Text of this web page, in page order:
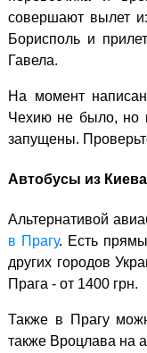
совершают вылет
Борисполь и
Гавела.
На момент
Чехию не было, но
запущены.
Автобусы из
Альтернативой
в Прагу. Есть
других городов
Прага - от 1400 грн.
Также в Прагу
также Вроцлава на